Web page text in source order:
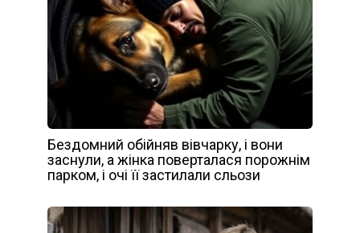
Бездомний обійняв вівчарку, і вони
заснули, а жінка поверталася порожнім
парком, і очі її застилали сльози